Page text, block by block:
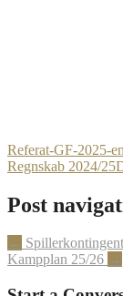
Referat-GF-2025-
Regnskab 2024/25
Post
←
Kampplan 25/26 →